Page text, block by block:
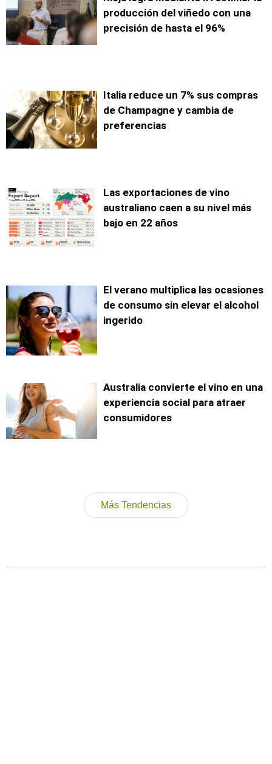
producción del viñedo con una
precisión de hasta el 96%
Italia reduce un 7% sus compras
de Champagne y cambia de
preferencias
Las exportaciones de vino
australiano caen a su nivel más
bajo en 22 años
El verano multiplica las ocasiones
de consumo sin elevar el alcohol
ingerido
Australia convierte el vino en una
experiencia social para atraer
consumidores
Más Tendencias